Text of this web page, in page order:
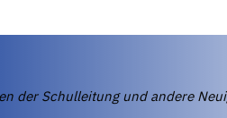
der Schulleitung und andere